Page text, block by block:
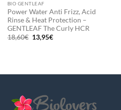
BIO GENTLEAF
Power Water Anti Frizz, Acid
Rinse & Heat Protection –
GENTLEAF The Curly HCR
18,60€ Il
prezzo
13,95€Il